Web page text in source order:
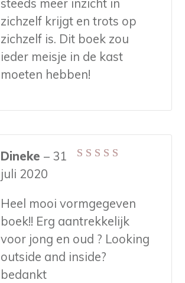
steeds meer inzicht in
zichzelf krijgt en trots op
zichzelf is. Dit boek zou
ieder meisje in de kast
moeten hebben!
Dineke– 31
juli 2020
Heel mooi vormgegeven
boek!! Erg aantrekkelijk
voor jong en oud ? Looking
outside and inside?
bedankt